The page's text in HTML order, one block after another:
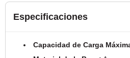
Especificaciones
Capacidad de Carga